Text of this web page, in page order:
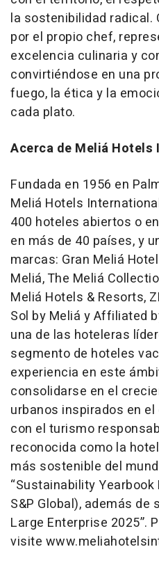
la sostenibilidad radical.
por el propio chef,
excelencia culinaria y
convirtiéndose en una
fuego, la ética y la
cada plato.
Acerca de Meliá Hotels
Fundada en 1956 en
Meliá Hotels
400 hoteles abiertos o
en más de 40 países, y
marcas: Gran Meliá
Meliá, The Meliá
Meliá Hotels & Resorts,
Sol by Meliá y Affiliated
una de las hoteleras
segmento de hoteles
experiencia en este
consolidarse en el
urbanos inspirados en
con el turismo
reconocida como la
más sostenible del
“Sustainability Yearbook
S&P Global), además de
Large Enterprise 2025”.
visite